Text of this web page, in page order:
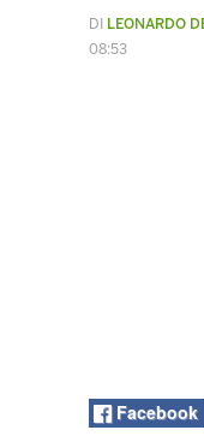
DI LEONARDO
08:53
Facebook